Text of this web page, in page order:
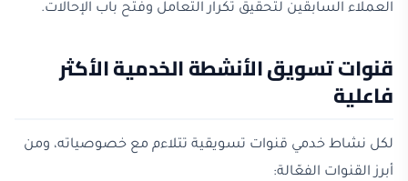
العملاء السابقين لتحقيق تكرار التعامل وفتح باب الإحالات.
قنوات تسويق الأنشطة الخدمية الأكثر
فاعلية
لكل نشاط خدمي قنوات تسويقية تتلاءم مع خصوصياته، ومن
أبرز القنوات الفعّالة: